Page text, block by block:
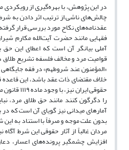
در این پژوهش، با بهره‌گیری از
چالش‌های ناشی از ترتیب اثر دادن به
عقدنامه‌های نکاح مورد بررسی قرار
فقهایی مانند حضرت آیت‌الله مکارم
آملی بیانگر آن است که اعطای این
قوامیت مرد و مخالف فلسفه تشریع
«المؤمنون عند شروطهم» در فقه
خلاف مقتضای ذات عقد باشد، این قاعده
حقوقی
را دگرگون کنند مانند حق طلاق مرد،
آمارهای میدانی نیز گویای آن است که
بدون علت موجه و صرفاً با استناد به این
مردان غالباً از آثار حقوقی این شرط
افزایش چشمگیر پرونده‌های اعسار،